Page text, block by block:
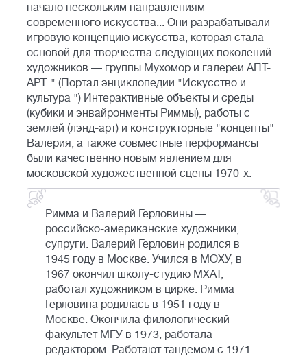
начало нескольким направлениям
современного искусства... Они разрабатывали
игровую концепцию искусства, которая стала
основой для творчества следующих поколений
художников — группы Мухомор и галереи АПТ-
АРТ. " (Портал энциклопедии "Искусство и
культура ") Интерактивные объекты и среды
(кубики и энвайронменты Риммы), работы с
землей (лэнд-арт) и конструкторные "концепты"
Валерия, а также совместные перформансы
были качественно новым явлением для
московской художественной сцены 1970-х.
Римма и Валерий Герловины —
российско-американские художники,
супруги. Валерий Герловин родился в
1945 году в Москве. Учился в МОХУ, в
1967 окончил школу-студию МХАТ,
работал художником в цирке. Римма
Герловина родилась в 1951 году в
Москве. Окончила филологический
факультет МГУ в 1973, работала
редактором. Работают тандемом с 1971